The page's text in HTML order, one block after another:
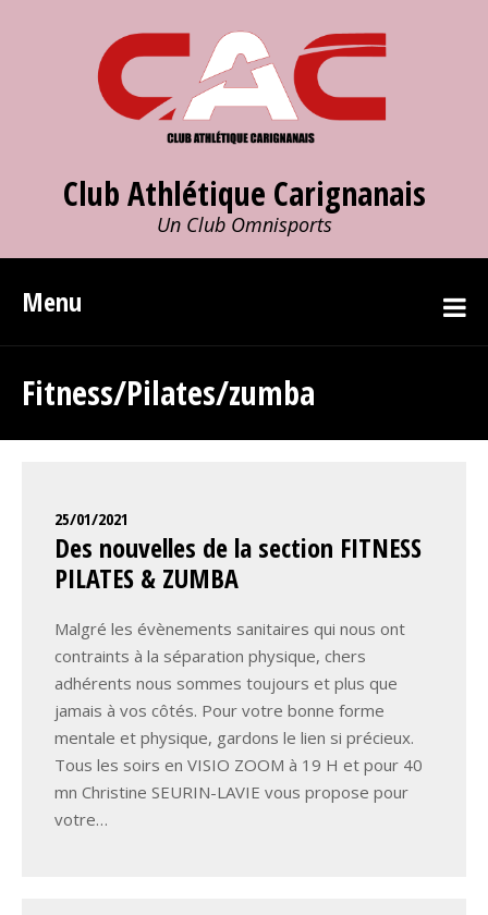
Club Athlétique Carignanais
Un Club Omnisports
Menu
Fitness/Pilates/zumba
25/01/2021
Des nouvelles de la section FITNESS
PILATES & ZUMBA
Malgré les évènements sanitaires qui nous ont
contraints à la séparation physique, chers
adhérents nous sommes toujours et plus que
jamais à vos côtés. Pour votre bonne forme
mentale et physique, gardons le lien si précieux.
Tous les soirs en VISIO ZOOM à 19 H et pour 40
mn Christine SEURIN-LAVIE vous propose pour
votre…